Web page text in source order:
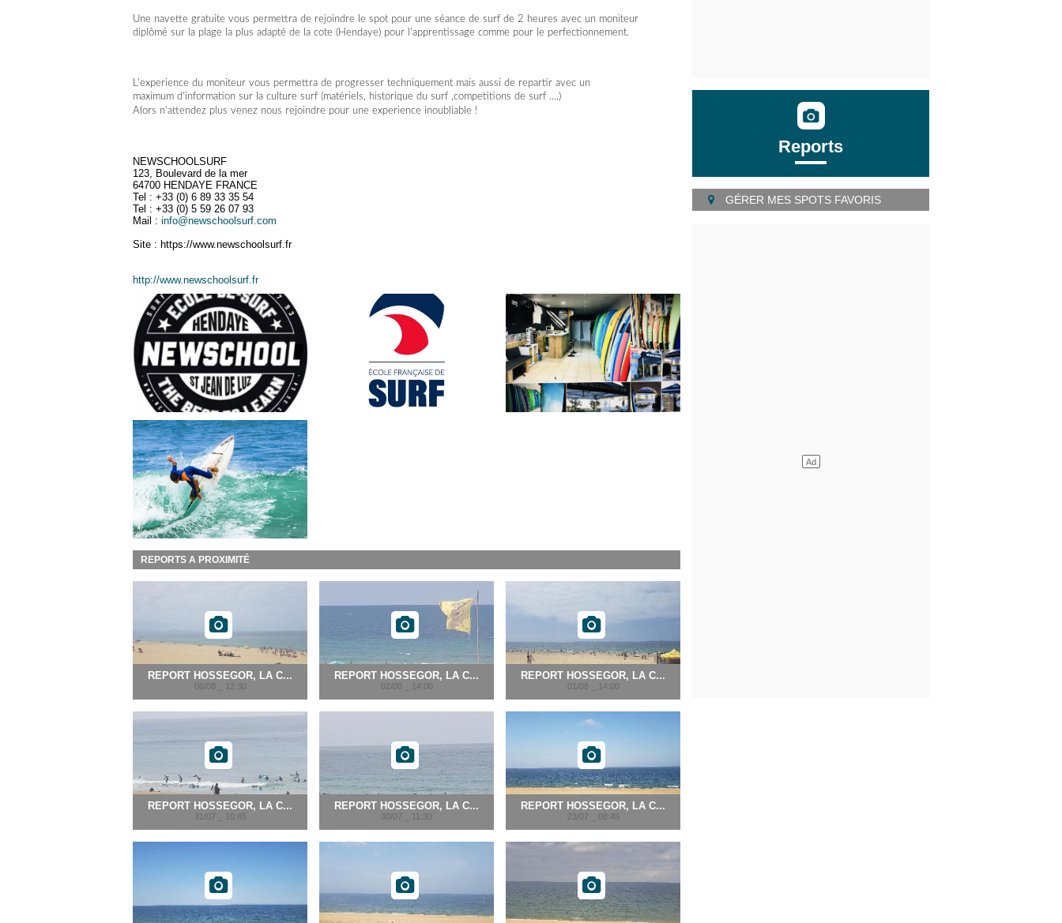
Une navette gratuite vous permettra de rejoindre le spot pour une séance de surf de 2 heures avec un moniteur
diplômé sur la plage la plus adapté de la cote (Hendaye) pour l'apprentissage comme pour le perfectionnement.
L'experience du moniteur vous permettra de progresser techniquement mais aussi de repartir avec un
maximum d'information sur la culture surf (matériels, historique du surf ,competitions de surf ....)
Alors n'attendez plus venez nous rejoindre pour une experience inoubliable !
NEWSCHOOLSURF
123, Boulevard de la mer
64700 HENDAYE FRANCE
Tel : +33 (0) 6 89 33 35 54
Tel : +33 (0) 5 59 26 07 93
Mail : info@newschoolsurf.com
Site : https://www.newschoolsurf.fr
http://www.newschoolsurf.fr
REPORTS A PROXIMITÉ
REPORT HOSSEGOR, LA C...
06/08 _ 12:30
REPORT HOSSEGOR, LA C...
02/08 _ 14:00
REPORT HOSSEGOR, LA C...
01/08 _ 14:00
REPORT HOSSEGOR, LA C...
31/07 _ 10:45
REPORT HOSSEGOR, LA C...
30/07 _ 11:30
REPORT HOSSEGOR, LA C...
23/07 _ 08:45
Reports
GÉRER MES SPOTS FAVORIS